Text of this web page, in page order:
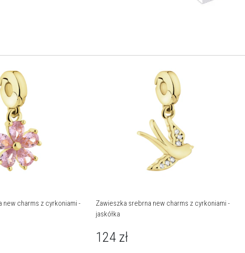
new charms z cyrkoniami -
Zawieszka srebrna new charms z cyrkoniami -
jaskółka
124 zł